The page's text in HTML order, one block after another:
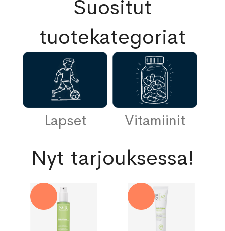
Suositut
tuotekategoriat
Lapset Vitamiinit
Nyt tarjouksessa!